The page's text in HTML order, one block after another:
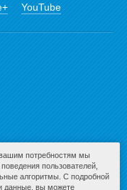
YouTube
потребностям мы
пользователей,
алгоритмы. С подробной
данные, вы можете